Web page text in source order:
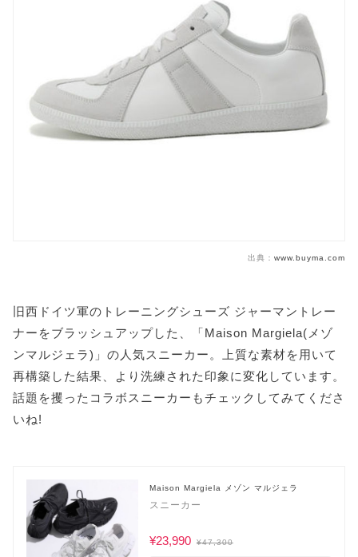
出典： www.buyma.com
旧西ドイツ軍のトレーニングシューズ ジャーマントレー
ナーをブラッシュアップした、「Maison Margiela(メゾ
ンマルジェラ)」の人気スニーカー。上質な素材を用いて
再構築した結果、より洗練された印象に変化しています。
話題を攫ったコラボスニーカーもチェックしてみてくださ
いね!
Maison Margiela メゾン マルジェラ
スニーカー
¥23,990 ¥47,300